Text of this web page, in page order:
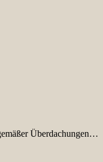
Überdachungen…